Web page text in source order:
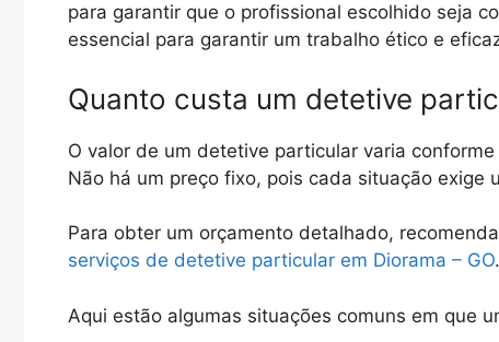
para garantir que o profissional escolhido seja
essencial para garantir um trabalho ético e
Quanto custa um detetive
O valor de um detetive particular varia
Não há um preço fixo, pois cada situação exige
Para obter um orçamento detalhado,
serviços de detetive particular em Diorama – GO.
Aqui estão algumas situações comuns em que